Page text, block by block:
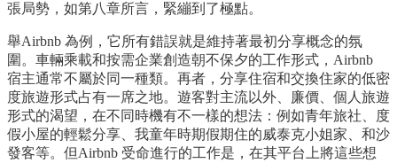
張局勢，如第八章所言，緊繃到了極點。
舉Airbnb 為例，它所有錯誤就是維持著最初分享概念的氛
圍。車輛乘載和按需企業創造朝不保夕的工作形式，Airbnb
宿主通常不屬於同一種類。再者，分享住宿和交換住家的低密
度旅遊形式占有一席之地。遊客對主流以外、廉價、個人旅遊
形式的渴望，在不同時機有不一樣的想法：例如青年旅社、度
假小屋的輕鬆分享、我童年時期假期住的威泰克小姐家、和沙
發客等。但Airbnb 受命進行的工作是，在其平台上將這些想